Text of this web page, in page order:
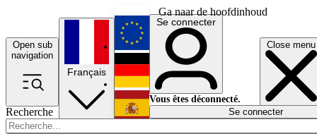
Ga naar de hoofdinhoud
Open sub
navigation
Close menu
Recherche
Français
English
Deutsch
Español
Se connecter
Vous êtes déconnecté.
Se connecter